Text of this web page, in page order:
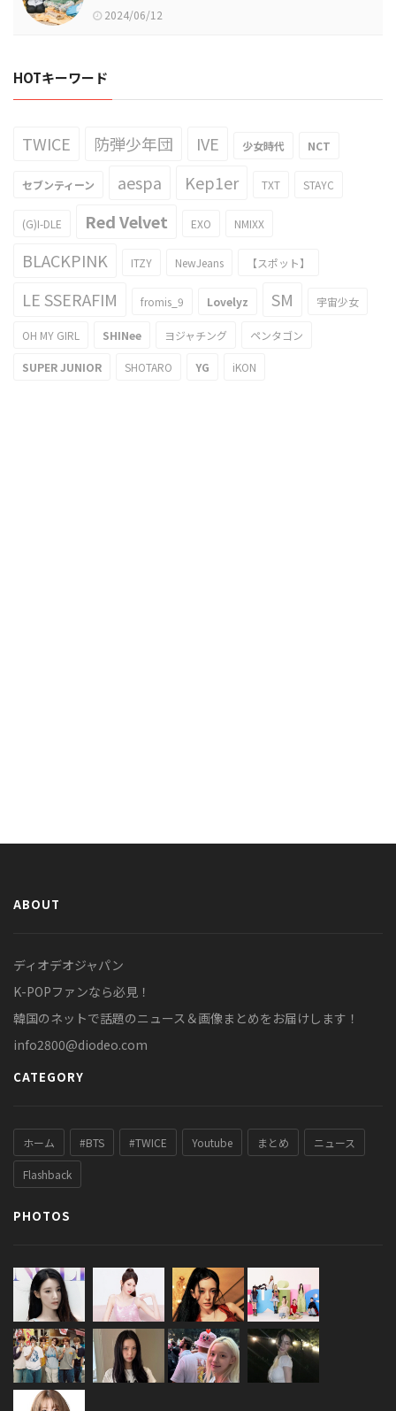
2024/06/12
HOTキーワード
TWICE 防弾少年団 IVE 少女時代 NCT
セブンティーン aespa Kep1er TXT STAYC
(G)I-DLE Red Velvet EXO NMIXX
BLACKPINK ITZY NewJeans 【スポット】
LE SSERAFIM fromis_9 Lovelyz SM 宇宙少女
OH MY GIRL SHINee ヨジャチング ペンタゴン
SUPER JUNIOR SHOTARO YG iKON
ABOUT
ディオデオジャパン
K-POPファンなら必見！
韓国のネットで話題のニュース＆画像まとめをお届けします！
info2800@diodeo.com
CATEGORY
ホーム #BTS #TWICE Youtube まとめ ニュース
Flashback
PHOTOS